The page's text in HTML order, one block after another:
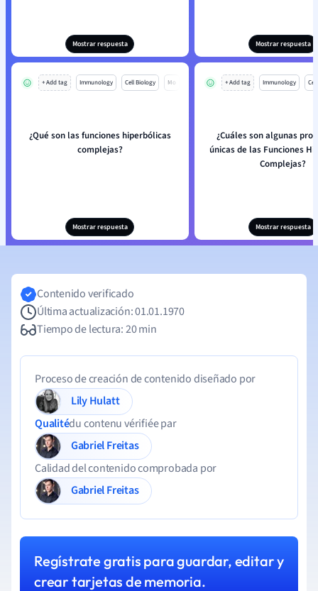
Mostrar respuesta Mostrar respuesta
+ Add tag Immunology Cell Biology Mo
¿Qué son las funciones hiperbólicas
complejas?
Mostrar respuesta
+ Add tag Immunology
¿Cuáles son algunas
únicas de las Funciones
Complejas?
Mostrar respuesta
Contenido verificado
Última actualización: 01.01.1970
Tiempo de lectura: 20 min
Proceso de creación de contenido diseñado por
Lily Hulatt
Qualitédu contenu vérifiée par
Gabriel Freitas
Calidad del contenido comprobada por
Gabriel Freitas
Regístrate gratis para guardar, editar y
crear tarjetas de memoria.